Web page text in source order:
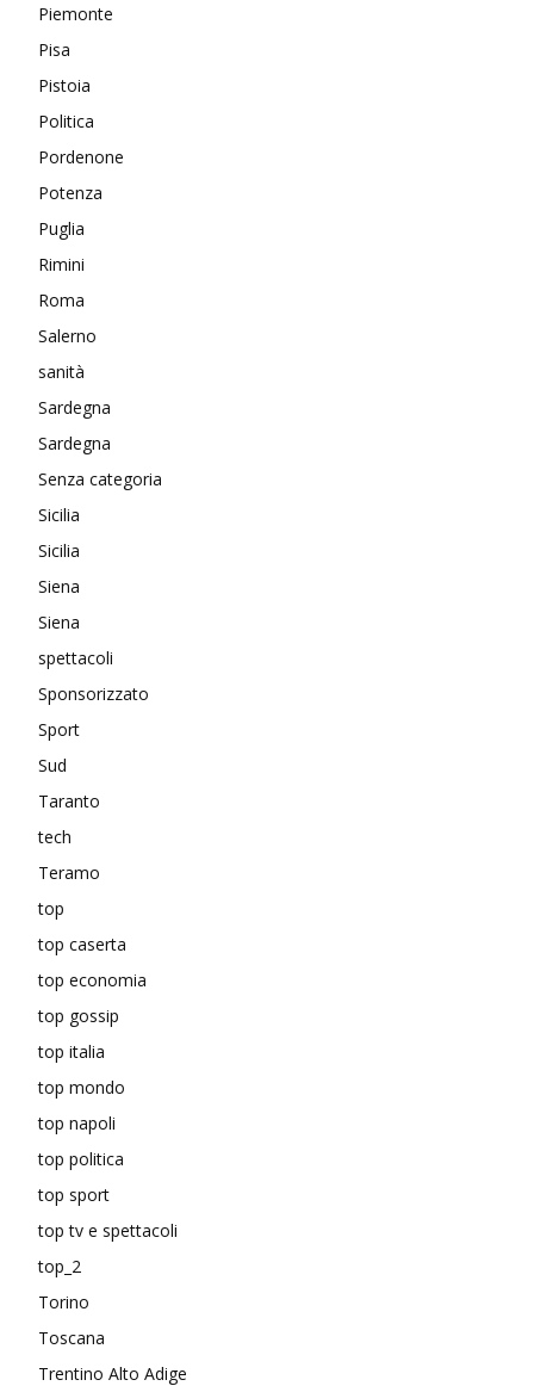
Piemonte
Pisa
Pistoia
Politica
Pordenone
Potenza
Puglia
Rimini
Roma
Salerno
sanità
Sardegna
Sardegna
Senza categoria
Sicilia
Sicilia
Siena
Siena
spettacoli
Sponsorizzato
Sport
Sud
Taranto
tech
Teramo
top
top caserta
top economia
top gossip
top italia
top mondo
top napoli
top politica
top sport
top tv e spettacoli
top_2
Torino
Toscana
Trentino Alto Adige